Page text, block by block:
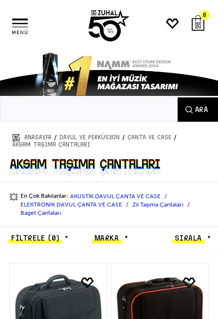
MENÜ
0
ARA
ANASAYFA / DAVUL ve PERKÜSYON / ÇANTA VE CASE /
Aksam Taşıma Çantaları
Aksam Taşıma Çantaları
Aksam Taşıma Çantaları
💥 En Çok Bakılanlar: AKUSTİK DAVUL ÇANTA VE CASE
ELEKTRONİK DAVUL ÇANTA VE CASE
Zil Taşıma Çantaları
Baget Çantaları
FİLTRELE(0) MARKA SIRALA